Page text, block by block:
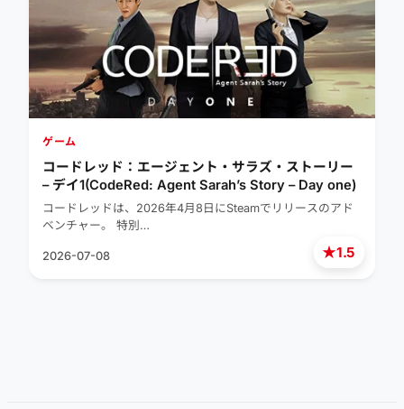
★1.5
ゲーム
コードレッド：エージェント・サラズ・ストーリー
– デイ1(CodeRed: Agent Sarah’s Story – Day one)
コードレッドは、2026年4月8日にSteamでリリースのアド
ベンチャー。 特別…
2026-07-08